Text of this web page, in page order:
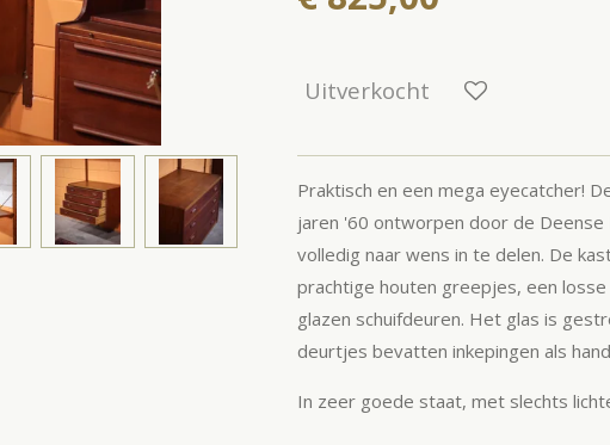
Uitverkocht
Praktisch en een mega eyecatcher!
jaren '60 ontworpen door de Deense
volledig naar wens in te delen. De
prachtige houten greepjes, een
glazen schuifdeuren. Het glas is
deurtjes bevatten inkepingen als
In zeer goede staat, met slechts